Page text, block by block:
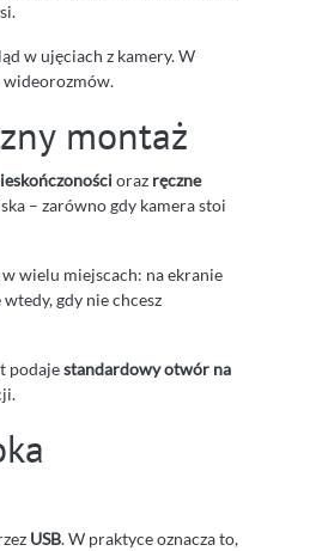
w ujęciach z kamery. W
wideorozmów.
montaż
oraz ręczne
– zarówno gdy kamera stoi
wielu miejscach: na ekranie
gdy nie chcesz
podajestandardowy otwór na
USB. W praktyce oznacza to,